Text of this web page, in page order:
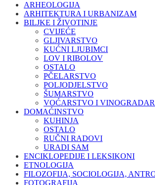
ARHEOLOGIJA
ARHITEKTURA I URBANIZAM
BILJKE I ŽIVOTINJE
CVIJEĆE
GLJIVARSTVO
KUĆNI LJUBIMCI
LOV I RIBOLOV
OSTALO
PČELARSTVO
POLJODJELSTVO
ŠUMARSTVO
VOĆARSTVO I
DOMAĆINSTVO
KUHINJA
OSTALO
RUČNI RADOVI
URADI SAM
ENCIKLOPEDIJE I LEKSIKONI
ETNOLOGIJA
FILOZOFIJA, SOCIOLOGIJA,
FOTOGRAFIJA